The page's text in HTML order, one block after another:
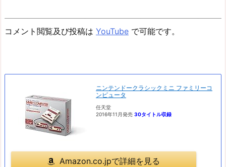
コメント閲覧及び投稿は YouTube で可能です。
ニンテンドークラシックミニ ファミリーコ
ンピュータ
任天堂
2016年11月発売 30タイトル収録
Amazon.co.jpで詳細を見る